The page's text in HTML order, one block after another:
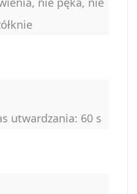
utwardzania: 60 s